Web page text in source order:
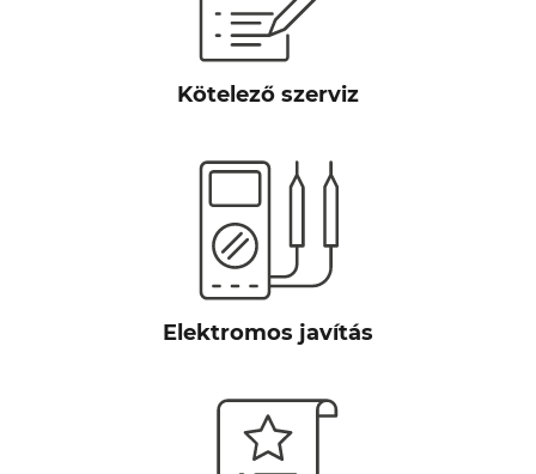
Kötelező szerviz
Elektromos javítás